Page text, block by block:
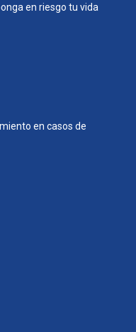
en riesgo tu vida
en casos de